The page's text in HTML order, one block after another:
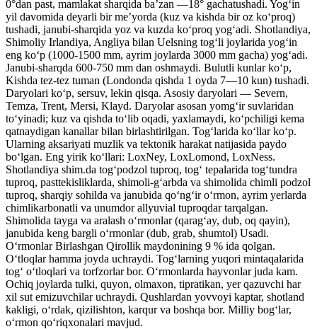
0°dan past, mamlakat sharqida baʼzan —18° gachatushadi. Yogʻin
yil davomida deyarli bir meʼyorda (kuz va kishda bir oz koʻproq)
tushadi, janubi-sharqida yoz va kuzda koʻproq yogʻadi. Shotlandiya,
Shimoliy Irlandiya, Angliya bilan Uelsning togʻli joylarida yogʻin
eng koʻp (1000-1500 mm, ayrim joylarda 3000 mm gacha) yogʻadi.
Janubi-sharqda 600-750 mm dan oshmaydi. Bulutli kunlar koʻp,
Kishda tez-tez tuman (Londonda qishda 1 oyda 7—10 kun) tushadi.
Daryolari koʻp, sersuv, lekin qisqa. Asosiy daryolari — Severn,
Temza, Trent, Mersi, Klayd. Daryolar asosan yomgʻir suvlaridan
toʻyinadi; kuz va qishda toʻlib oqadi, yaxlamaydi, koʻpchiligi kema
qatnaydigan kanallar bilan birlashtirilgan. Togʻlarida koʻllar koʻp.
Ularning aksariyati muzlik va tektonik harakat natijasida paydo
boʻlgan. Eng yirik koʻllari: LoxNey, LoxLomond, LoxNess.
Shotlandiya shim.da togʻpodzol tuproq, togʻ tepalarida togʻtundra
tuproq, pasttekisliklarda, shimoli-gʻarbda va shimolida chimli podzol
tuproq, sharqiy sohilda va janubida qoʻngʻir oʻrmon, ayrim yerlarda
chimlikarbonatli va unumdor allyuvial tuproqdar tarqalgan.
Shimolida tayga va aralash oʻrmonlar (qaragʻay, dub, oq qayin),
janubida keng bargli oʻrmonlar (dub, grab, shumtol) Usadi.
Oʻrmonlar Birlashgan Qirollik maydonining 9 % ida qolgan.
Oʻtloqlar hamma joyda uchraydi. Togʻlarning yuqori mintaqalarida
togʻ oʻtloqlari va torfzorlar bor. Oʻrmonlarda hayvonlar juda kam.
Ochiq joylarda tulki, quyon, olmaxon, tipratikan, yer qazuvchi har
xil sut emizuvchilar uchraydi. Qushlardan yovvoyi kaptar, shotland
kakligi, oʻrdak, qizilishton, karqur va boshqa bor. Milliy bogʻlar,
oʻrmon qoʻriqxonalari mavjud.